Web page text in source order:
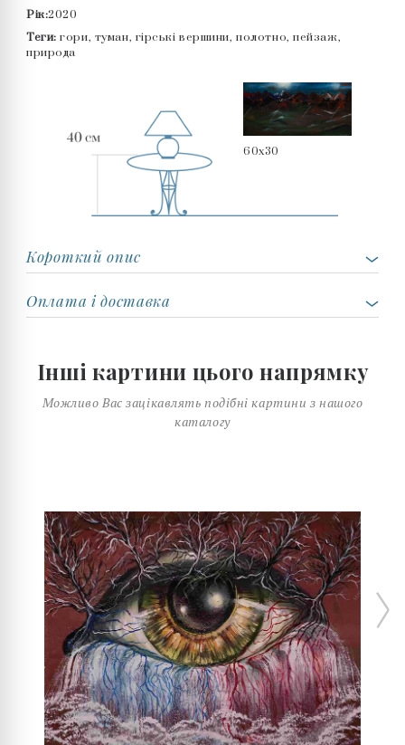
Рік:2020
Теги: гори, туман, гірські вершини, полотно, пейзаж,
природа
60x30
Короткий опис
Оплата і доставка
Інші картини цього напрямку
Можливо Вас зацікавлять подібні картини з нашого
каталогу